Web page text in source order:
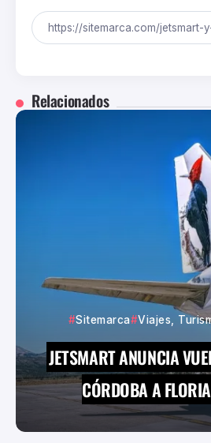
Relacionados
Sitemarca Viajes,
JETSMART ANUNCIA
CÓRDOBA A